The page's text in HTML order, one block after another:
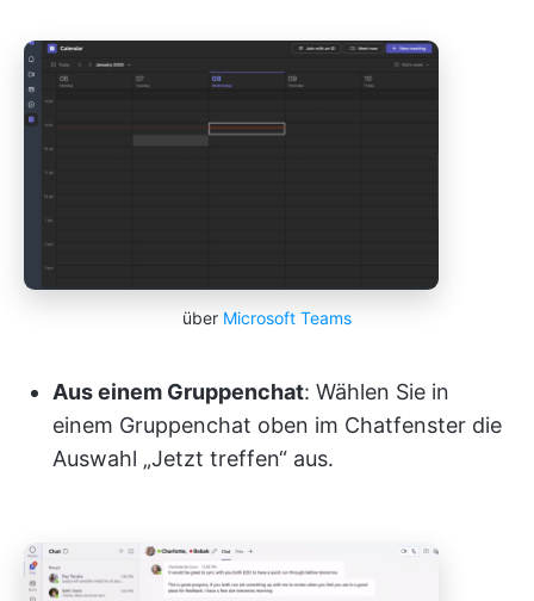
über Microsoft Teams
Aus einem Gruppenchat: Wählen Sie in
einem Gruppenchat oben im Chatfenster die
Auswahl „Jetzt treffen“ aus.